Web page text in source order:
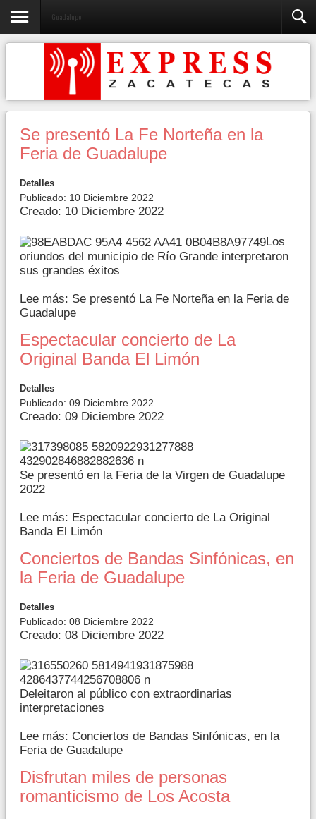
Guadalupe
Se presentó La Fe Norteña en la
Feria de Guadalupe
Detalles
Publicado: 10 Diciembre 2022
Creado: 10 Diciembre 2022
Los
oriundos del municipio de Río Grande interpretaron
sus grandes éxitos
Lee más: Se presentó La Fe Norteña en la Feria de
Guadalupe
Espectacular concierto de La
Original Banda El Limón
Detalles
Publicado: 09 Diciembre 2022
Creado: 09 Diciembre 2022
Se presentó en la Feria de la Virgen de Guadalupe
2022
Lee más: Espectacular concierto de La Original
Banda El Limón
Conciertos de Bandas Sinfónicas, en
la Feria de Guadalupe
Detalles
Publicado: 08 Diciembre 2022
Creado: 08 Diciembre 2022
Deleitaron al público con extraordinarias
interpretaciones
Lee más: Conciertos de Bandas Sinfónicas, en la
Feria de Guadalupe
Disfrutan miles de personas
romanticismo de Los Acosta